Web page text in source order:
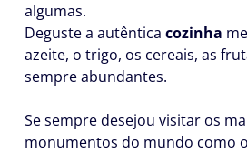
algumas.
Deguste a autêntica cozinha
azeite, o trigo, os cereais, as
sempre abundantes.
Se sempre desejou visitar os
monumentos do mundo como